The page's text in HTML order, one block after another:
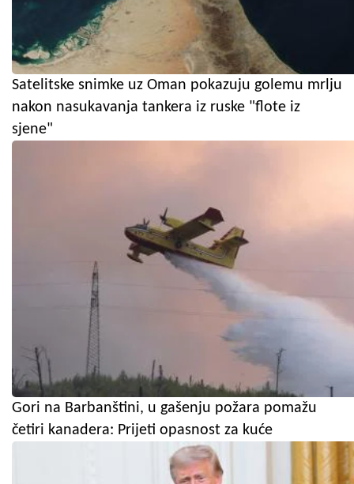
Satelitske snimke uz Oman pokazuju golemu mrlju
nakon nasukavanja tankera iz ruske "flote iz
sjene"
Gori na Barbanštini, u gašenju požara pomažu
četiri kanadera: Prijeti opasnost za kuće